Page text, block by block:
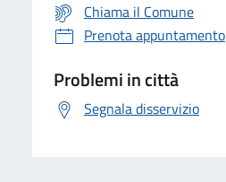
Chiama il Comune
Prenota appuntamento
Problemi in città
Segnala disservizio